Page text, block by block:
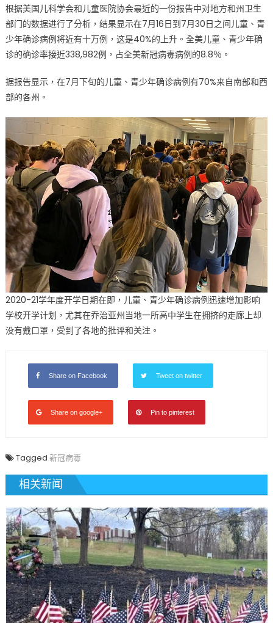
下
儿
童、
青
年
病
毒
病
例
上
升
近
十
万〉
中
根据美国儿科学会和儿童医院协会最近的一份报告中对地方和州卫生
部门的数据进行了分析，结果显示在7月16日到7月30日之间儿童、青
少年确诊病例将近有十万例，这是40%的上升。全美儿童、青少年确
诊的确诊率接近338,982例，占全美新冠病毒病例的8.8％。
据报告显示，在7月下旬的儿童、青少年确诊病例有70%来自南部和西
部的各州。
2020-21学年度开学日期在即，儿童、青少年确诊病例迅速增加影响
学校开学计划，尤其在乔治亚州当地一所高中学生在拥挤的走廊上却
没有戴口罩，受到了各地的批评和关注。
Share on Facebook Tweet on twitter
Share on google+ Pin to pinterest
Tagged 新冠病毒
相关新闻